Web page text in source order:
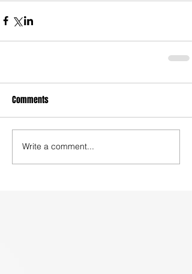
Comments
Write a comment...